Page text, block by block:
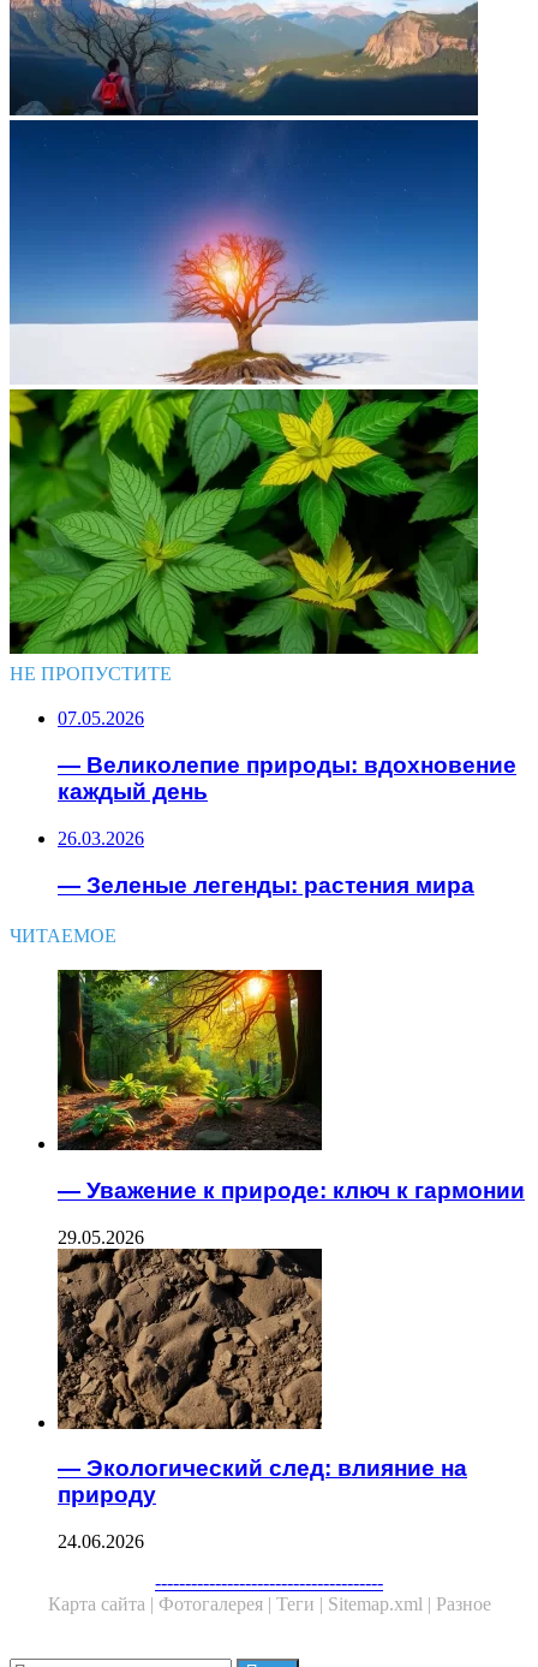
НЕ ПРОПУСТИТЕ
07.05.2026
— Великолепие природы: вдохновение
каждый день
26.03.2026
— Зеленые легенды: растения мира
ЧИТАЕМОЕ
— Уважение к природе: ключ к гармонии
29.05.2026
— Экологический след: влияние на
природу
24.06.2026
--------------------------------------
Карта сайта | Фотогалерея | Теги | Sitemap.xml | Разное